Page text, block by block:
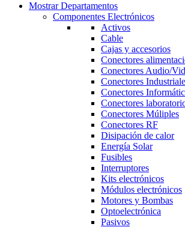
Mostrar Departamentos
Componentes Electrónicos
Activos
Cable
Cajas y accesorios
Conectores
Conectores Audio/
Conectores
Conectores
Conectores
Conectores Múliples
Conectores RF
Disipación de calor
Energía Solar
Fusibles
Interruptores
Kits electrónicos
Módulos electrónicos
Motores y Bombas
Optoelectrónica
Pasivos